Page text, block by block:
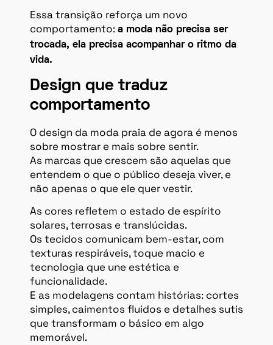
Essa transição reforça um novo
comportamento: a moda não precisa ser
trocada, ela precisa acompanhar o ritmo da
vida.
Design que traduz
comportamento
O design da moda praia de agora é menos
sobre mostrar e mais sobre sentir.
As marcas que crescem são aquelas que
entendem o que o público deseja viver, e
não apenas o que ele quer vestir.
As cores refletem o estado de espírito
solares, terrosas e translúcidas.
Os tecidos comunicam bem-estar, com
texturas respiráveis, toque macio e
tecnologia que une estética e
funcionalidade.
E as modelagens contam histórias: cortes
simples, caimentos fluidos e detalhes sutis
que transformam o básico em algo
memorável.